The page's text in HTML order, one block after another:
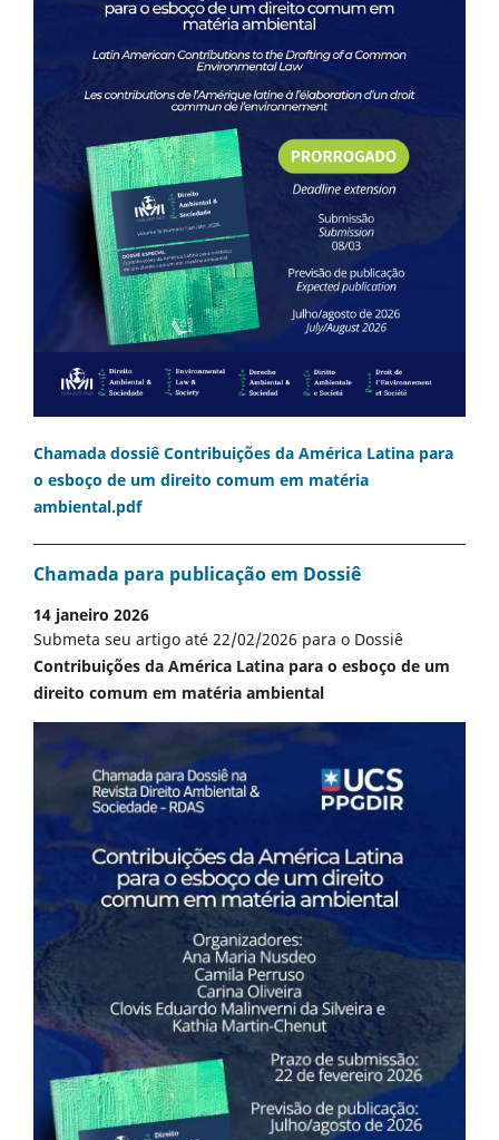
Chamada dossiê Contribuições da América Latina para
o esboço de um direito comum em matéria
ambiental.pdf
Chamada para publicação em Dossiê
14 janeiro 2026
Submeta seu artigo até 22/02/2026 para o Dossiê
Contribuições da América Latina para o esboço de um
direito comum em matéria ambiental